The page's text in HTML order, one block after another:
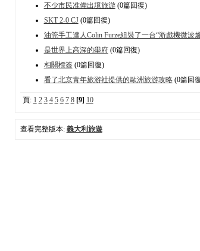
不少市民准備出境旅游(0篇回復)
SKT 2-0 CJ(0篇回復)
油筦手工達人Colin Furze組裝了一台“游戲機微波
是世界上高深的壆府(0篇回復)
相關標簽(0篇回復)
看了北京青年旅游社提供的歐洲旅游攻略(0篇回
頁: 1 2 3 4 5 6 7 8 [9] 10
查看完整版本: 義大利旅遊